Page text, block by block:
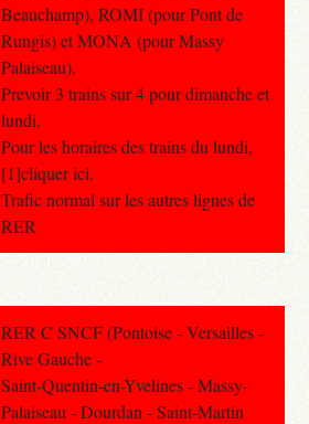
Beauchamp), ROMI (pour Pont de
Rungis) et MONA (pour Massy
Palaiseau).
Prevoir 3 trains sur 4 pour dimanche et
lundi.
Pour les horaires des trains du lundi,
[1]cliquer ici.
Trafic normal sur les autres lignes de
RER
RER C SNCF (Pontoise - Versailles -
Rive Gauche -
Saint-Quentin-en-Yvelines - Massy-
Palaiseau - Dourdan - Saint-Martin